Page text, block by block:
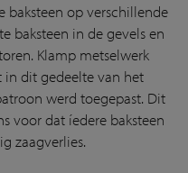
baksteen op verschillende
baksteen in de gevels en
Klamp metselwerk
in dit gedeelte van het
werd toegepast. Dit
voor dat íedere baksteen
zaagverlies.